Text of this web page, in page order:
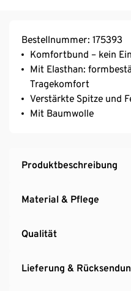
Bestellnummer: 175393
Komfortbund – kein
Mit Elasthan:
Tragekomfort
Verstärkte Spitze und
Mit Baumwolle
Produktbeschreibung
Material & Pflege
Qualität
Lieferung &